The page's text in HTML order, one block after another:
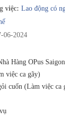
việc: Lao động có
06-2024
Hàng OPus
việc ca gãy)
cuốn (Làm việc ca